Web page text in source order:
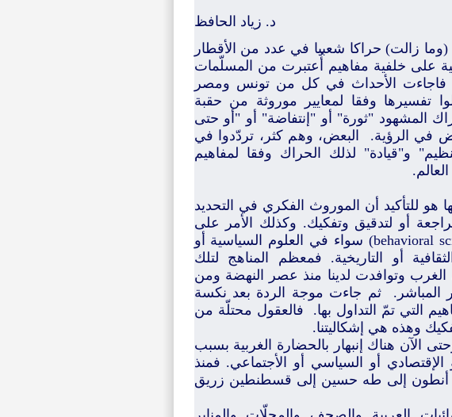
د. زياد الحافظ
زالت) حراكا شعبيا في عدد من الأقطار
على خلفية مفاهيم أُعتبرت من المسلّمات
فاجاءت الأحداث في كل من تونس ومصر
تفسيرها وفقا لمعايير موروثة من حقبة
المشهود "ثورة" أو "إنتفاضة" أو "أو حتى
في الرؤية. البعض، وهم كثر، تردّدوا في
و"قيادة" لذلك الحراك وفقا لمفاهيم
هو للتأكيد أن الموروث الفكري في التحديد
أو لتدقيق وتفكيك. وكذلك الأمر على
مجمل ما يُمكن تسميته بالعلوم السلوكية (behavioral sciences) سواء في العلوم السياسية أو
أو التاريخية. فمعظم المناهج لتلك
وتوافدت لدينا منذ عصر النهضة ومن
المباشر. ثم جاءت موجة الردة بعد نكسة
التي تمّ التداول بها. فالعقول محتلّة من
وهذه هي إشكاليتنا.
الآن هناك إنبهار بالحضارة الغربية بسبب
أو السياسي أو الأجتماعي. فمنذ
أنطون إلى طه حسين إلى قسطنطين زريق